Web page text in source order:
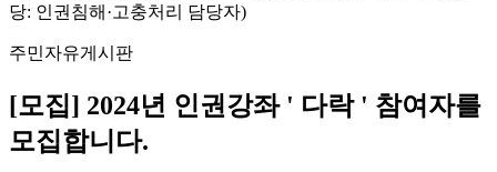
당: 인권침해·고충처리 담당자)
주민자유게시판
[모집] 2024년 인권강좌 ' 다락 ' 참여자를
모집합니다.